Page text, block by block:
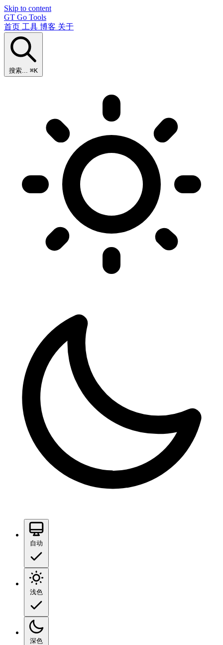
Skip to content
GT Go Tools
首页 工具 博客 关于
搜索... ⌘K
自动
浅色
深色